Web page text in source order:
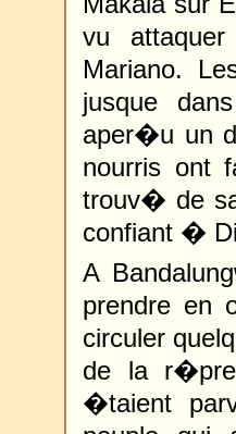
vu
Mariano.
jusque
aper�u un
nourris ont
trouv� de
confiant �
A
prendre en
circuler
de la
�taient